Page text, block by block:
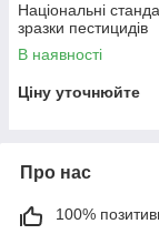
Національні
зразки пестицидів
В наявності
Ціну уточнюйте
Про нас
100%